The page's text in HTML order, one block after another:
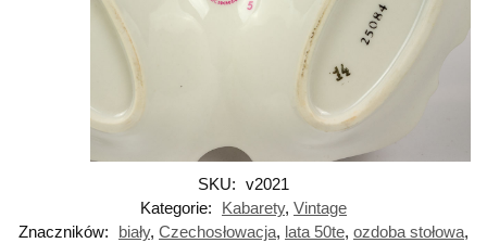
SKU: v2021
Kategorie:
Kabarety, Vintage
Znaczników:
biały, Czechosłowacja, lata 50te, ozdoba stołowa,